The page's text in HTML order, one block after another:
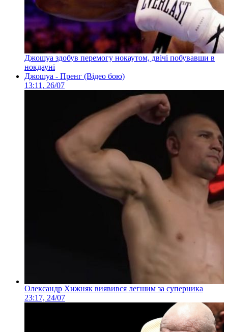
Джошуа здобув перемогу нокаутом, двічі побувавши в
нокдауні
Джошуа - Пренг (Відео бою)
13:11, 26/07
Олександр Хижняк виявився легшим за суперника
23:17, 24/07